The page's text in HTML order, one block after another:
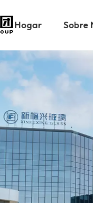
Hogar Sobre